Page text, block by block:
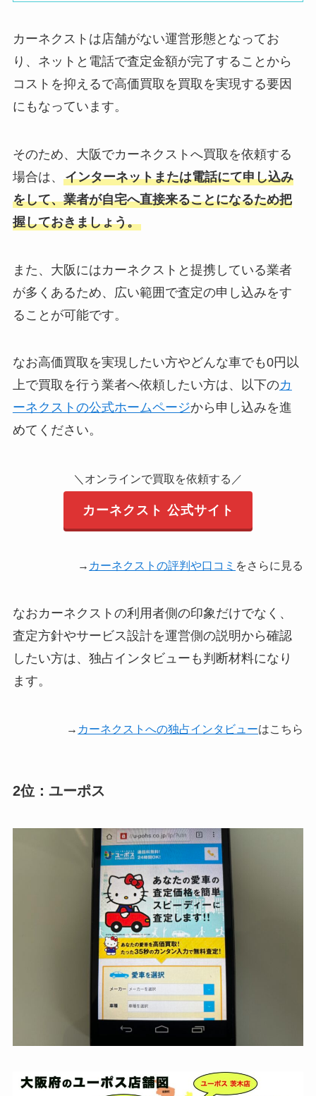
くに有り、タバコの
た。
待っている間も快適
に居られる場所が有
れば良いと感じま
悪い評判
若干電話で対応して
もらった方の愛想が
悪いくらいですか
車買取の部分で少し
わかりにくいところ
そこのところを何と
かわかりやすくして
悪い評判
に、
具合を思い出して直
接電話をしたのだ
そのための減額のや
ーとしか出来なかっ
たのが、
何となく残念。
結果は同じでも出来
さんが渋滞で30分遅
連絡が着く直前でし
た。
時間に来られないの
がわかった時点で連
絡がほしかったで
す。
カーネクストは店舗がない運営形態となってお
り、ネットと電話で査定金額が完了することから
コストを抑えるで高価買取を買取を実現する要因
にもなっています。
そのため、大阪でカーネクストへ買取を依頼する
場合は、 インターネットまたは電話にて申し込み
をして、業者が自宅へ直接来ることになるため把
握しておきましょう。
また、大阪にはカーネクストと提携している業者
が多くあるため、広い範囲で査定の申し込みをす
ることが可能です。
なお高価買取を実現したい方やどんな車でも0円以
上で買取を行う業者へ依頼したい方は、以下のカ
ーネクストの公式ホームページから申し込みを進
めてください。
＼オンラインで買取を依頼する／
カーネクスト 公式サイト
→ カーネクストの評判や口コミ をさらに見る
なおカーネクストの利用者側の印象だけでなく、
査定方針やサービス設計を運営側の説明から確認
したい方は、独占インタビューも判断材料になり
ます。
→ カーネクストへの独占インタビューはこちら
2位：ユーポス